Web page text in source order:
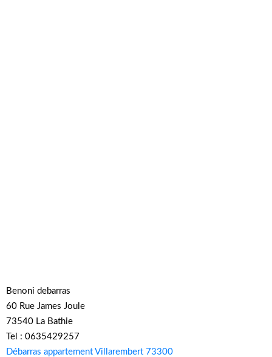
Benoni debarras
60 Rue James Joule
73540 La Bathie
Tel : 0635429257
Débarras appartement Villarembert 73300